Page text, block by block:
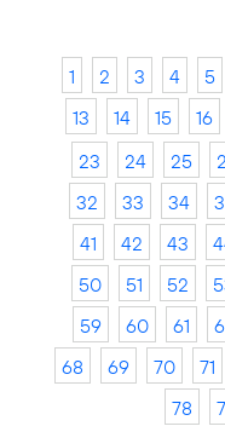
1 2 3 4 5
13
14 15 16
23
24 25
32
33 34
41
42 43
50
51 52
59
60 61
68
69 70 71
78